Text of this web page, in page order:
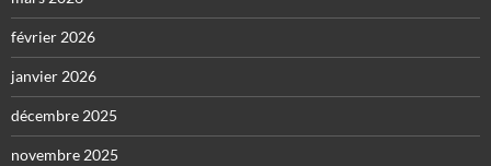
février 2026
janvier 2026
décembre 2025
novembre 2025